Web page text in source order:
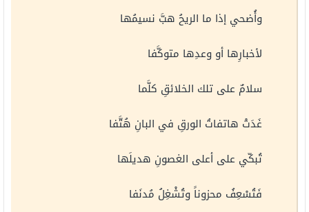
وأُضحي إذا ما الريحُ هبَّ نسيمُها
لأخبارِها أو وعدِها متوكَّفا
سلامٌ على تلك الخلائقِ كلَّما
غَدَتْ هاتفاتُ الورقِ في البانِ هُتَّفا
تُبكّي على أعلى الغصونِ هديلَها
فَتُسْعِفُ محزوناً وتُشْغِلُ مُدنَفا